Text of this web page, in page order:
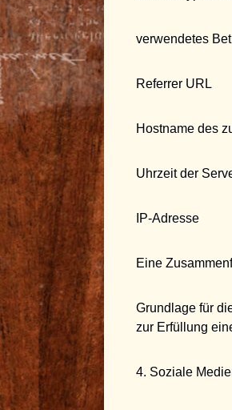
verwendetes
Referrer URL
Hostname des
Uhrzeit der
IP-Adresse
Eine
Grundlage für
zur Erfüllung
4. Soziale